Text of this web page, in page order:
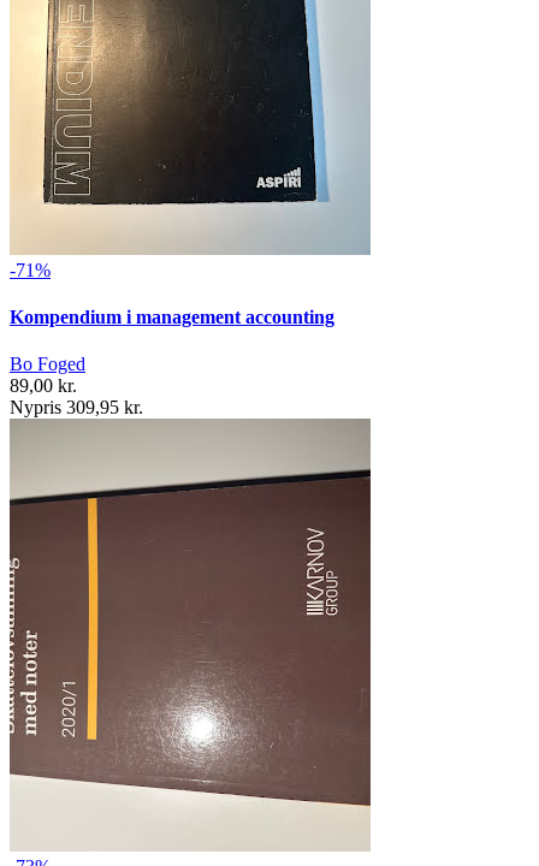
-71%
Kompendium i management accounting
Bo Foged
89,00 kr.
Nypris 309,95 kr.